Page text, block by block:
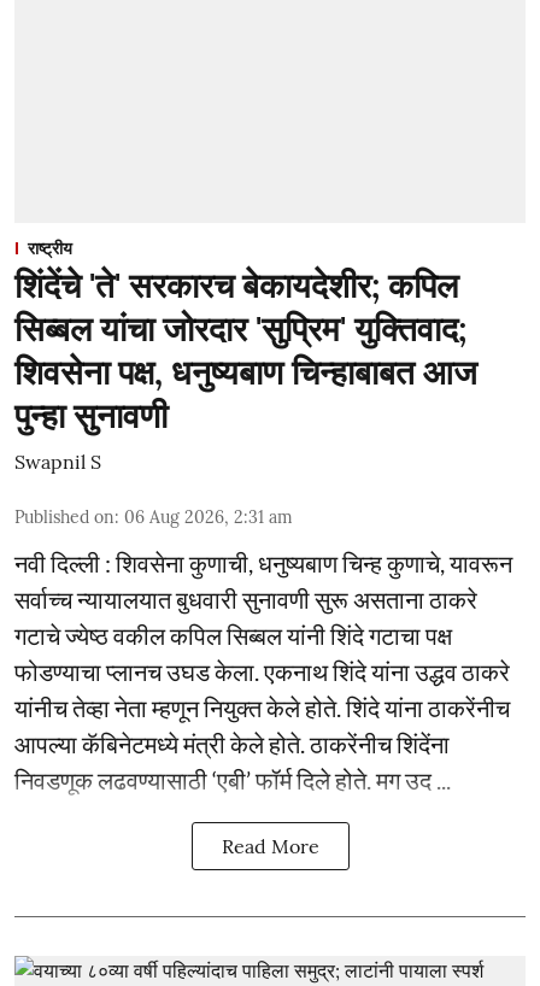
राष्ट्रीय
शिंदेंचे 'ते' सरकारच बेकायदेशीर; कपिल
सिब्बल यांचा जोरदार 'सुप्रिम' युक्तिवाद;
शिवसेना पक्ष, धनुष्यबाण चिन्हाबाबत आज
पुन्हा सुनावणी
Swapnil S
Published on: 06 Aug 2026, 2:31 am
नवी दिल्ली : शिवसेना कुणाची, धनुष्यबाण चिन्ह कुणाचे, यावरून
सर्वाच्च न्यायालयात बुधवारी सुनावणी सुरू असताना ठाकरे
गटाचे ज्येष्ठ वकील कपिल सिब्बल यांनी शिंदे गटाचा पक्ष
फोडण्याचा प्लानच उघड केला. एकनाथ शिंदे यांना उद्धव ठाकरे
यांनीच तेव्हा नेता म्हणून नियुक्त केले होते. शिंदे यांना ठाकरेंनीच
आपल्या कॅबिनेटमध्ये मंत्री केले होते. ठाकरेंनीच शिंदेंना
निवडणूक लढवण्यासाठी ‘एबी’ फॉर्म दिले होते. मग उद ...
Read More